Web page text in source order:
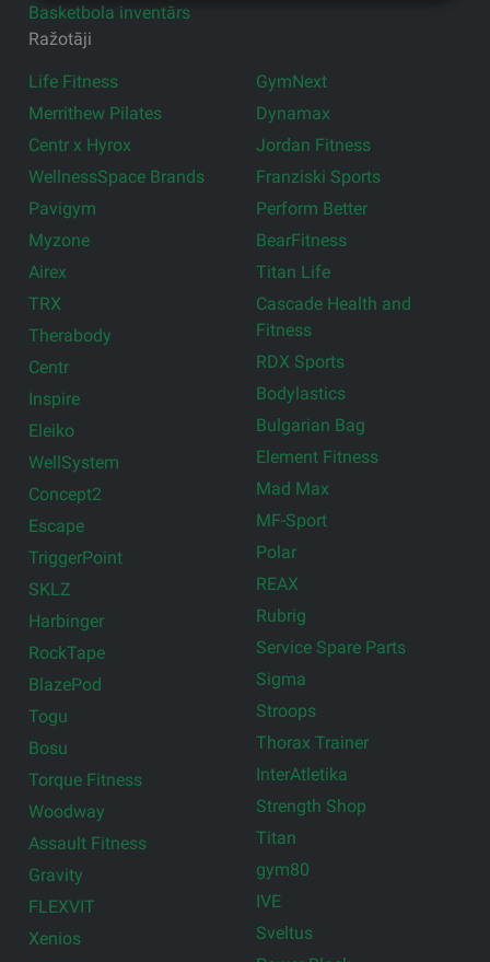
Basketbola inventārs
Ražotāji
Life Fitness
Merrithew Pilates
Centr x Hyrox
WellnessSpace Brands
Pavigym
Myzone
Airex
TRX
Therabody
Centr
Inspire
Eleiko
WellSystem
Concept2
Escape
TriggerPoint
SKLZ
Harbinger
RockTape
BlazePod
Togu
Bosu
Torque Fitness
Woodway
Assault Fitness
Gravity
FLEXVIT
Xenios
GymNext
Dynamax
Jordan Fitness
Franziski Sports
Perform Better
BearFitness
Titan Life
Cascade Health and
Fitness
RDX Sports
Bodylastics
Bulgarian Bag
Element Fitness
Mad Max
MF-Sport
Polar
REAX
Rubrig
Service Spare Parts
Sigma
Stroops
Thorax Trainer
InterAtletika
Strength Shop
Titan
gym80
IVE
Sveltus